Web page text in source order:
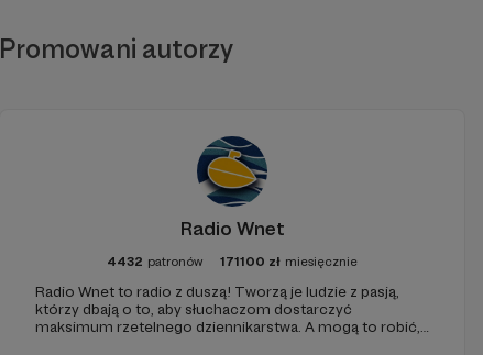
Promowani autorzy
Radio Wnet
4432 patronów 171100 zł miesięcznie
Radio Wnet to radio z duszą! Tworzą je ludzie z pasją,
którzy dbają o to, aby słuchaczom dostarczyć
maksimum rzetelnego dziennikarstwa. A mogą to robić,